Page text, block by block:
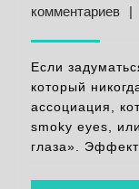
комментариев
|
Если
который
ассоциация,
smoky eyes,
глаза». Эффект